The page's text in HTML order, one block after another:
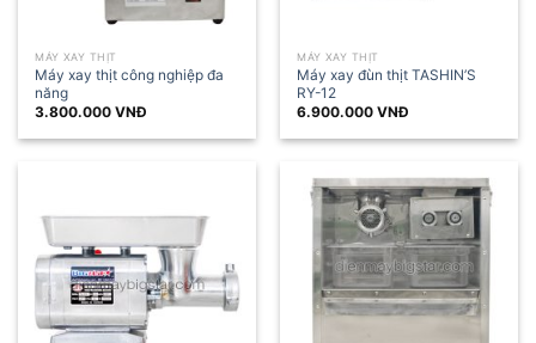
MÁY XAY THỊT
Máy xay thịt công nghiệp đa
năng
3.800.000VNĐ
MÁY XAY THỊT
Máy xay đùn thịt TASHIN’S
RY-12
6.900.000VNĐ